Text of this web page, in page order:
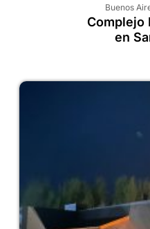
Buenos
Complejo
en